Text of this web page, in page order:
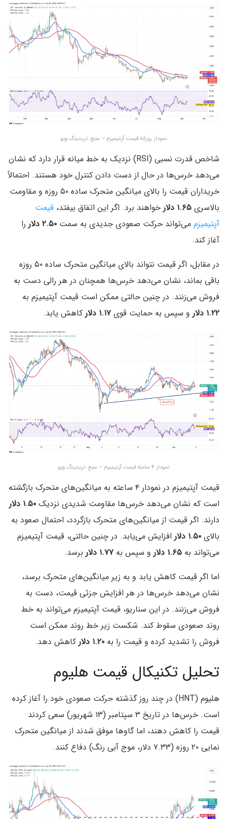
نمودار روزانه قیمت آپتیمیزم – منبع: تریدینگ ویو
شاخص قدرت نسبی (RSI) نزدیک به خط میانه قرار دارد که نشان
می‌دهد خرس‌ها در حال از دست دادن کنترل خود هستند. احتمالاً
خریداران قیمت را بالای میانگین متحرک ساده ۵۰ روزه و مقاومت
بالاسری ۱.۶۵ دلار خواهند برد. اگر این اتفاق بیفتد، قیمت
آپتیمیزم می‌تواند حرکت صعودی جدیدی به سمت ۲.۵۰ دلار
را
آغاز کند.
در مقابل، اگر قیمت نتواند بالای میانگین متحرک ساده ۵۰ روزه
باقی بماند، نشان می‌دهد خرس‌ها همچنان در هر رالی دست به
فروش می‌زنند. در چنین حالتی ممکن است قیمت آپتیمیزم به
۱.۲۲ دلار
و سپس به حمایت قوی ۱.۱۷ دلار کاهش یابد.
نمودار ۴ ساعته قیمت آپتیمیزم – منبع: تریدینگ ویو
قیمت آپتیمیزم در نمودار ۴ ساعته به میانگین‌های متحرک بازگشته
است که نشان می‌دهد خرس‌ها مقاومت شدیدی نزدیک ۱.۵۰ دلار
دارند. اگر قیمت از میانگین‌های متحرک بازگردد، احتمال صعود به
بالای ۱.۵۰ دلار
افزایش می‌یابد. در چنین حالتی، قیمت آپتیمیزم
می‌تواند به
و سپس به
برسد.
اما اگر قیمت کاهش یابد و به زیر میانگین‌های متحرک برسد،
نشان می‌دهد خرس‌ها در هر افزایش جزئی قیمت، دست به
فروش می‌زنند. در این سناریو، قیمت آپتیمیزم می‌تواند به خط
روند صعودی سقوط کند. شکست زیر خط روند ممکن است
فروش را تشدید کرده و قیمت را به
کاهش دهد.
تحلیل تکنیکال قیمت هلیوم
هلیوم (HNT) در چند روز گذشته حرکت صعودی خود را آغاز کرده
است. خرس‌ها در تاریخ ۳ سپتامبر (۱۳ شهریور) سعی کردند
قیمت را کاهش دهند، اما گاوها موفق شدند از میانگین متحرک
نمایی ۲۰ روزه (۷.۳۳ دلار، موج آبی رنگ) دفاع کنند.